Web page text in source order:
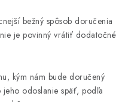
bežný spôsob doručenia
je povinný vrátiť dodatočné
kým nám bude doručený
jeho odoslanie späť, podľa